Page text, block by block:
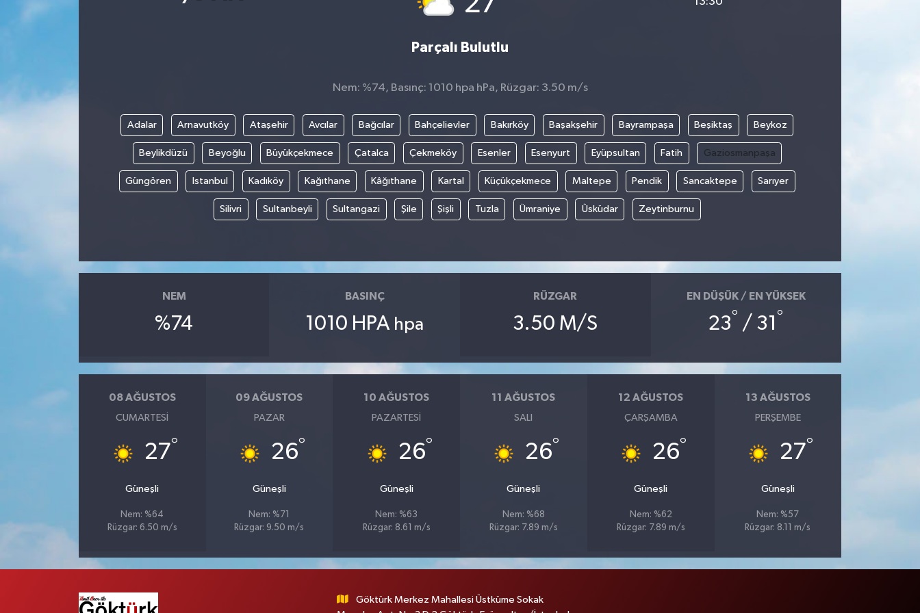
Parçalı Bulutlu
Nem: %74, Basınç: 1010 hpa hPa, Rüzgar: 3.50 m/s
Adalar Arnavutköy Ataşehir Avcılar Bağcılar Bahçelievler Bakırköy Başakşehir Bayrampaşa Beşiktaş Beykoz
Beylikdüzü Beyoğlu Büyükçekmece Çatalca Çekmeköy Esenler Esenyurt Eyüpsultan Fatih Gaziosmanpaşa
Güngören Istanbul Kadıköy Kağıthane Kâğıthane Kartal Küçükçekmece Maltepe Pendik Sancaktepe Sarıyer
Silivri Sultanbeyli Sultangazi Şile Şişli Tuzla Ümraniye Üsküdar Zeytinburnu
NEM
%74
BASINÇ
1010 HPA hpa
RÜZGAR
3.50 M/S
EN DÜŞÜK / EN YÜKSEK
23° / 31 °
08 AĞUSTOS
CUMARTESI
27°
Güneşli
Nem: %64
Rüzgar: 6.50 m/s
09 AĞUSTOS
PAZAR
26°
Güneşli
Nem: %71
Rüzgar: 9.50 m/s
10 AĞUSTOS
PAZARTESI
26°
Güneşli
Nem: %63
Rüzgar: 8.61 m/s
11 AĞUSTOS
SALI
26°
Güneşli
Nem: %68
Rüzgar: 7.89 m/s
12 AĞUSTOS
ÇARŞAMBA
26°
Güneşli
Nem: %62
Rüzgar: 7.89 m/s
13 AĞUSTOS
PERŞEMBE
27°
Güneşli
Nem: %57
Rüzgar: 8.11 m/s
Göktürk Merkez Mahallesi Üstküme Sokak
MAGAZİN